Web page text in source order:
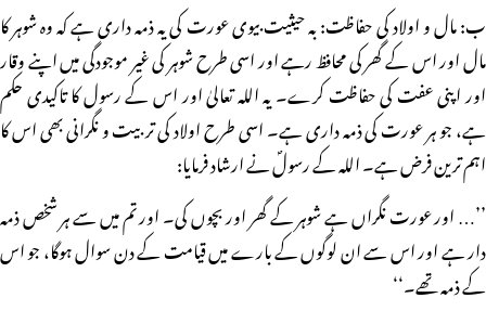
ب: مال و اولاد کی حفاظت: بہ حیثیت بیوی عورت کی یہ ذمہ داری ہے کہ وہ شوہر کا
مال اور اس کے گھر کی محافظ رہے اور اسی طرح شوہر کی غیر موجودگی میں اپنے وقار
اور اپنی عفت کی حفاظت کرے۔ یہ اللہ تعالیٰ اور اس کے رسول کا تاکیدی حکم
ہے، جو ہر عورت کی ذمہ داری ہے۔ اسی طرح اولاد کی تربیت و نگرانی بھی اس کا
اہم ترین فرض ہے۔ اللہ کے رسولؐ نے ارشاد فرمایا:
’’… اور عورت نگراں ہے شوہر کے گھر اور بچوں کی۔ اور تم میں سے ہر شخص ذمہ
دار ہے اور اس سے ان لوگوں کے بارے میں قیامت کے دن سوال ہوگا، جو اس
کے ذمہ تھے۔‘‘